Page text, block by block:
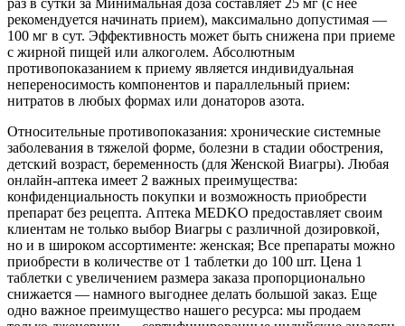
раз в сутки за Минимальная доза составляет 25 мг (с нее
рекомендуется начинать прием), максимально допустимая —
100 мг в сут. Эффективность может быть снижена при приеме
с жирной пищей или алкоголем. Абсолютным
противопоказанием к приему является индивидуальная
непереносимость компонентов и параллельный прием:
нитратов в любых формах или донаторов азота.
Относительные противопоказания: хронические системные
заболевания в тяжелой форме, болезни в стадии обострения,
детский возраст, беременность (для Женской Виагры). Любая
онлайн-аптека имеет 2 важных преимущества:
конфиденциальность покупки и возможность приобрести
препарат без рецепта. Аптека MEDKO предоставляет своим
клиентам не только выбор Виагры с различной дозировкой,
но и в широком ассортименте: женская; Все препараты можно
приобрести в количестве от 1 таблетки до 100 шт. Цена 1
таблетки с увеличением размера заказа пропорционально
снижается — намного выгоднее делать большой заказ. Еще
одно важное преимущество нашего ресурса: мы продаем